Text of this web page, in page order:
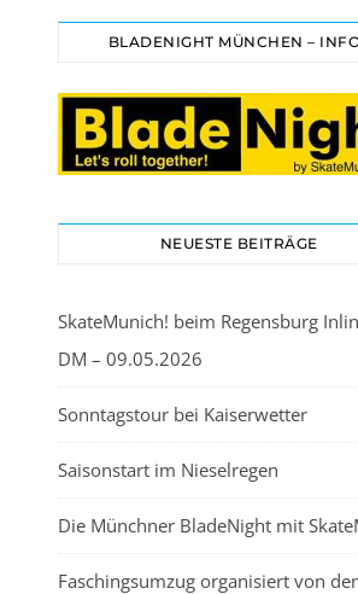
BLADENIGHT MÜNCHEN –
NEUESTE BEITRÄGE
SkateMunich! beim Regensburg
DM – 09.05.2026
Sonntagstour bei Kaiserwetter
Saisonstart im Nieselregen
Die Münchner BladeNight mit
Faschingsumzug organisiert von